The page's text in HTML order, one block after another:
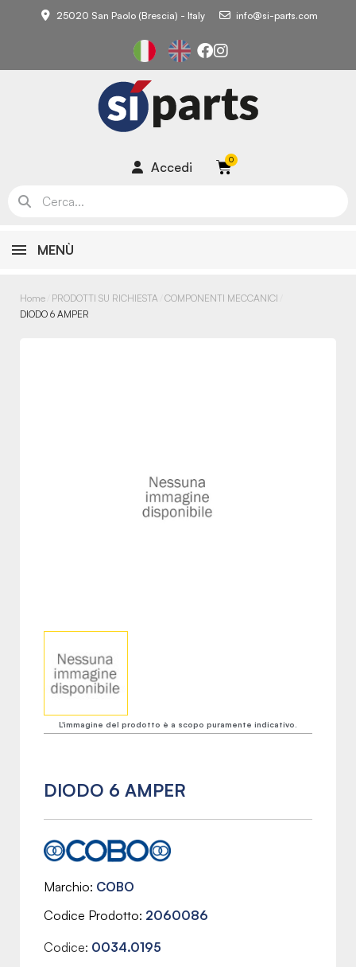
25020 San Paolo (Brescia) - Italy info@si-parts.com
Accedi
MENÙ
Home PRODOTTI SU RICHIESTA COMPONENTI MECCANICI
DIODO 6 AMPER
L'immagine del prodotto è a scopo puramente indicativo.
DIODO 6 AMPER
Marchio COBO
Codice Prodotto 2060086
Codice: 0034.0195